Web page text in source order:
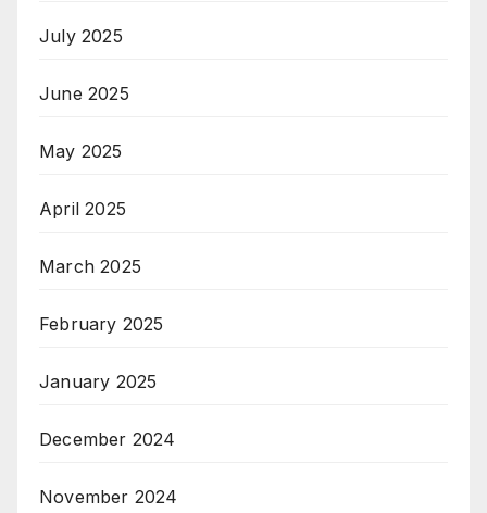
July 2025
June 2025
May 2025
April 2025
March 2025
February 2025
January 2025
December 2024
November 2024